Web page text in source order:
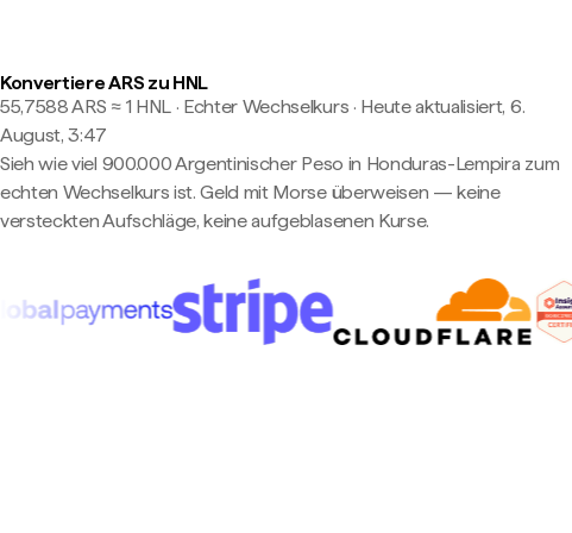
Konvertiere ARS zu HNL
55,7588 ARS ≈ 1 HNL · Echter Wechselkurs · Heute aktualisiert, 6.
August, 3:47
Sieh wie viel 900.000 Argentinischer Peso in Honduras-Lempira zum
echten Wechselkurs ist. Geld mit Morse überweisen — keine
versteckten Aufschläge, keine aufgeblasenen Kurse.